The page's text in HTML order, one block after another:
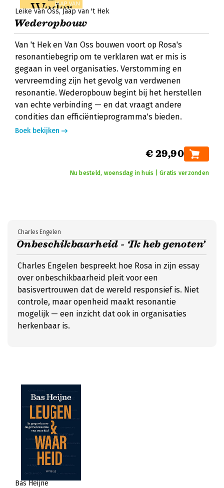
Leike van Oss Jaap van 't Hek
Wederopbouw
Van 't Hek en Van Oss bouwen voort op Rosa's
resonantiebegrip om te verklaren wat er mis is
gegaan in veel organisaties. Verstomming en
vervreemding zijn het gevolg van verdwenen
resonantie. Wederopbouw begint bij het herstellen
van echte verbinding — en dat vraagt andere
condities dan efficiëntieprogramma's bieden.
Boek bekijken
€ 29,90
Nu besteld, woensdag in huis | Gratis verzonden
Onbeschikbaarheid - ‘Ik heb genoten’
Charles Engelen
Charles Engelen bespreekt hoe Rosa in zijn essay
over onbeschikbaarheid pleit voor een
basisvertrouwen dat de wereld responsief is. Niet
controle, maar openheid maakt resonantie
mogelijk — een inzicht dat ook in organisaties
herkenbaar is.
Bas Heijne